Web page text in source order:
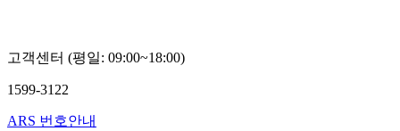
고객센터 (평일: 09:00~18:00)
1599-3122
ARS 번호안내